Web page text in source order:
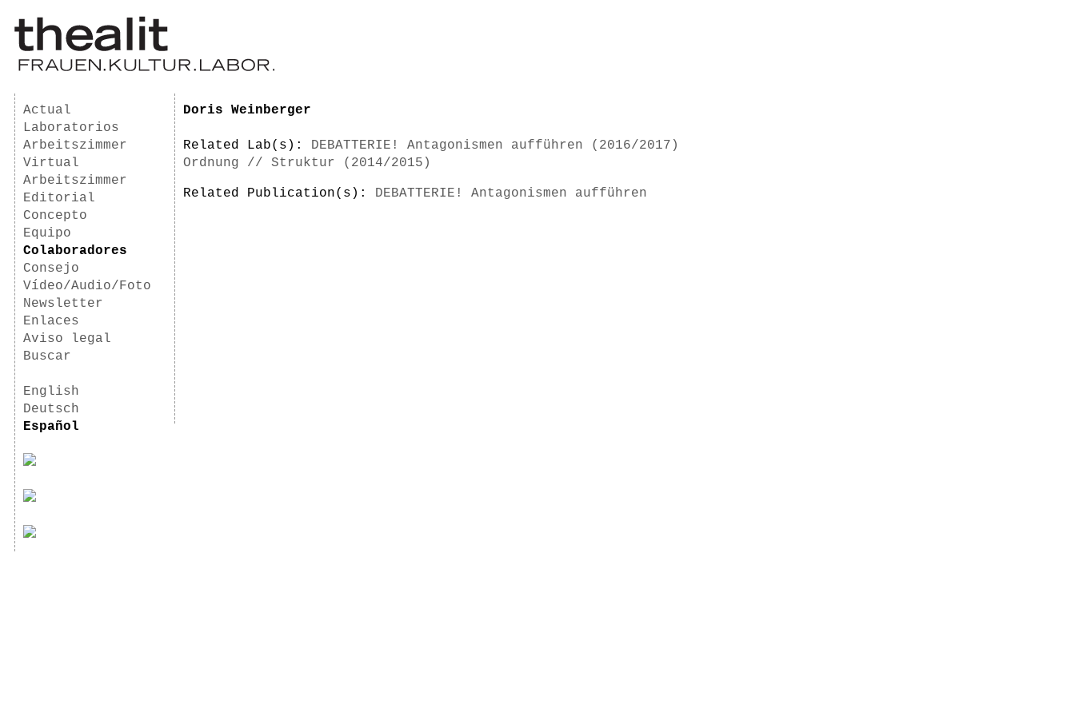
Actual
Laboratorios
Arbeitszimmer
Virtual
Arbeitszimmer
Editorial
Concepto
Equipo
Colaboradores
Consejo
Vídeo/Audio/Foto
Newsletter
Enlaces
Aviso legal
Buscar
English
Deutsch
Español
Doris Weinberger
Related Lab(s): DEBATTERIE! Antagonismen aufführen (2016/2017)
Ordnung // Struktur (2014/2015)
Related Publication(s): DEBATTERIE! Antagonismen aufführen